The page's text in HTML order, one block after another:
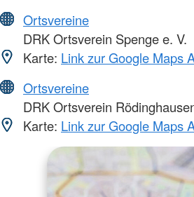
Ortsvereine
DRK Ortsverein Spenge e. V.
Karte: Link zur Google Maps
Ortsvereine
DRK Ortsverein
Karte: Link zur Google Maps